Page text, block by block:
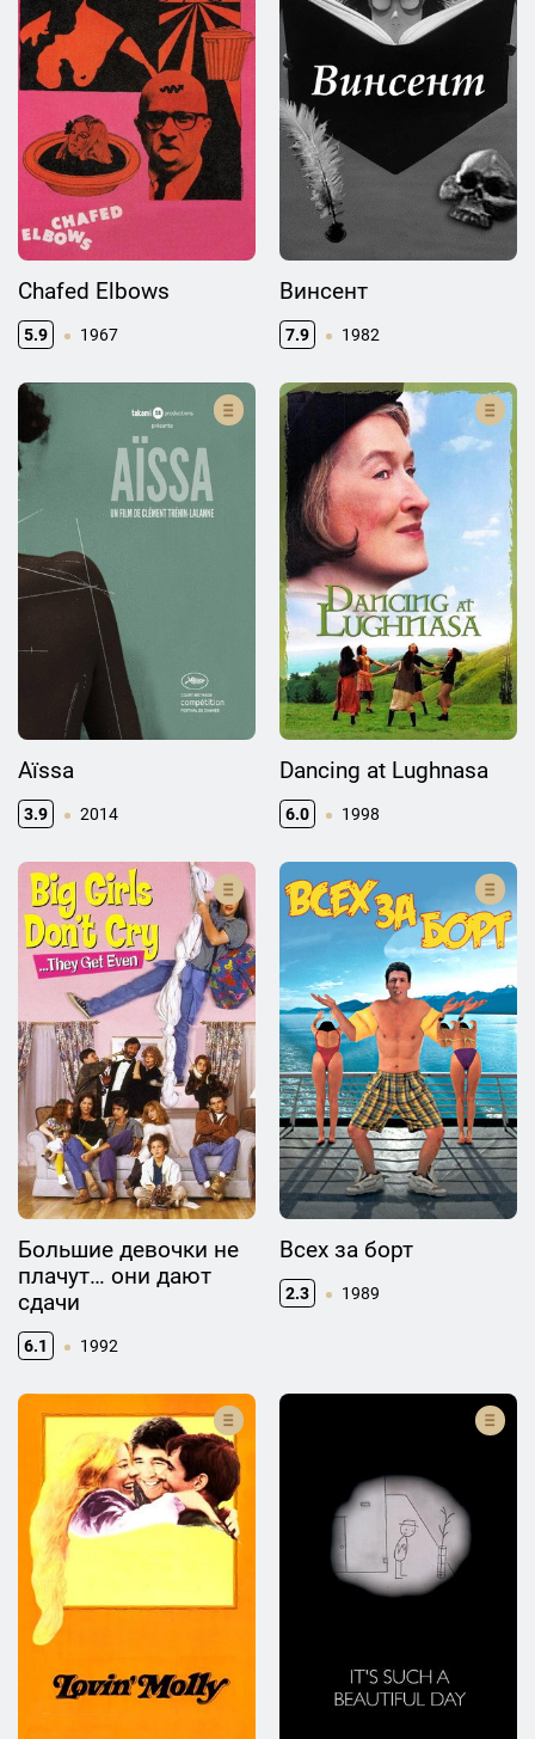
Chafed Elbows
5.9 1967
Винсент
7.9 1982
Aïssa
3.9 2014
Dancing at Lughnasa
6.0 1998
Большие девочки не
плачут… они дают
сдачи
6.1 1992
Всех за борт
2.3 1989